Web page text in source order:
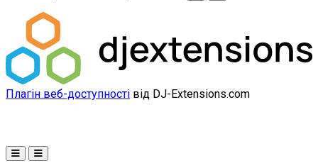
Плагін веб-доступності від DJ-Extensions.com